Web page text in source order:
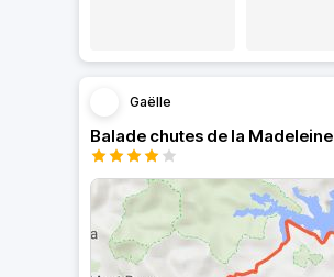
Gaëlle
Balade chutes de la Madeleine